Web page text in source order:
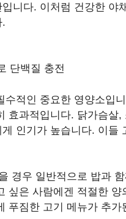
니다. 이처럼 건강한
.
단백질 충전
수적인 중요한 영양소입
효과적입니다. 닭가슴살
인기가 높습니다. 이들
경우 일반적으로 밥과
싶은 사람에겐 적절한
푸짐한 고기 메뉴가 추